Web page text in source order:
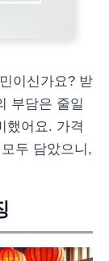
이신가요? 받
부담은 줄일
했어요. 가격
두 담았으니,